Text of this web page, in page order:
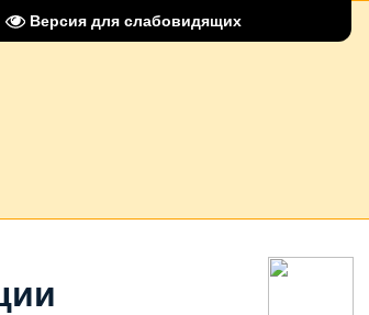
Версия для слабовидящих